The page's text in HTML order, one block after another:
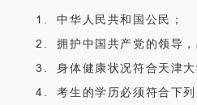
1. 中华人民共和国公民；
2. 拥护中国共产党的领导，
3. 身体健康状况符合天津大
4. 考生的学历必须符合下列